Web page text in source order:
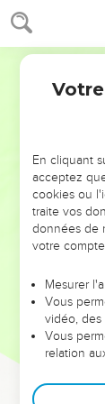
NE
ET SI
leur foi ou
et les
Dans cette
clés pour
En cliquant
acceptez
cookies ou
traite vos
données de
votre
Mesurer
Vous
vidéo,
Vous
relation